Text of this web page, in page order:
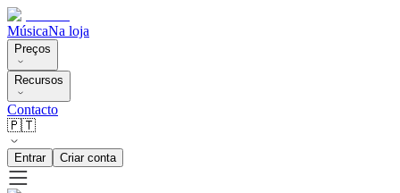
MúsicaNa loja
Preços
Recursos
Contacto
🇵🇹
Entrar Criar conta